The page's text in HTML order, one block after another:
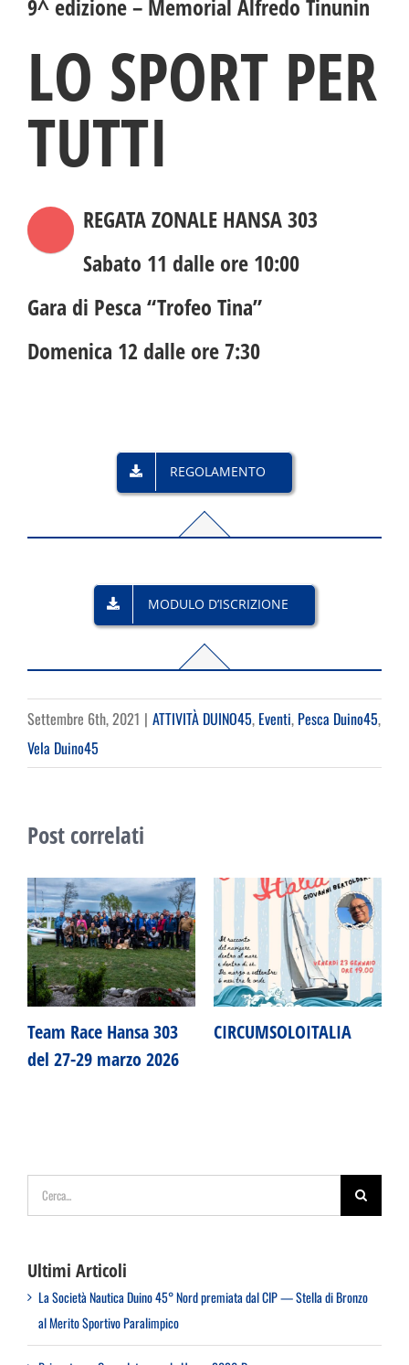
CONTATTI
9^ edizione – Memorial Alfredo Tinunin
LO SPORT PER
TUTTI
REGATA ZONALE HANSA 303
Sabato 11 dalle ore 10:00
Gara di Pesca “Trofeo Tina”
Domenica 12 dalle ore 7:30
REGOLAMENTO
MODULO D’ISCRIZIONE
Settembre 6th, 2021 | ATTIVITÀ DUINO45, Eventi, Pesca Duino45,
Vela Duino45
Post correlati
Team Race Hansa 303
del 27-29 marzo 2026
CIRCUMSOLOITALIA
Cerca
per:
Ultimi Articoli
La Società Nautica Duino 45° Nord premiata dal CIP — Stella di Bronzo
al Merito Sportivo Paralimpico